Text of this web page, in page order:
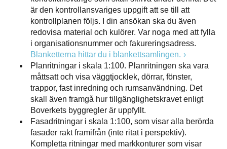
är den kontrollansvariges uppgift att se till att
kontrollplanen följs. I din ansökan ska du även
redovisa material och kulörer. Var noga med att fylla
i organisationsnummer och fakureringsadress.
Blanketterna hittar du i blankettsamlingen.
Planritningar i skala 1:100. Planritningen ska vara
måttsatt och visa väggtjocklek, dörrar, fönster,
trappor, fast inredning och rumsanvändning. Det
skall även framgå hur tillgänglighetskravet enligt
Boverkets byggregler är uppfyllt.
Fasadritningar i skala 1:100, som visar alla berörda
fasader rakt framifrån (inte ritat i perspektiv).
Kompletta ritningar med markkonturer som visar